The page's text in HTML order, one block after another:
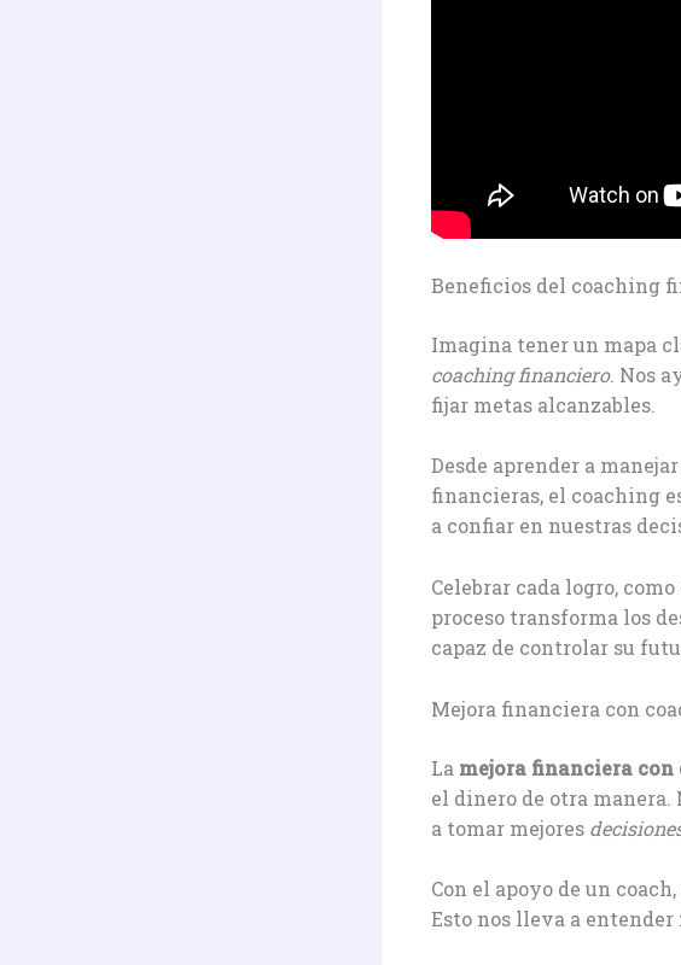
Beneficios del coaching
Imagina tener un mapa
coaching financiero. Nos
fijar metas alcanzables.
Desde aprender a
financieras, el coaching
a confiar en nuestras
Celebrar cada logro,
proceso transforma los
capaz de controlar su
Mejora financiera con
La mejora financiera con
el dinero de otra manera.
a tomar mejores
Con el apoyo de un
Esto nos lleva a entender